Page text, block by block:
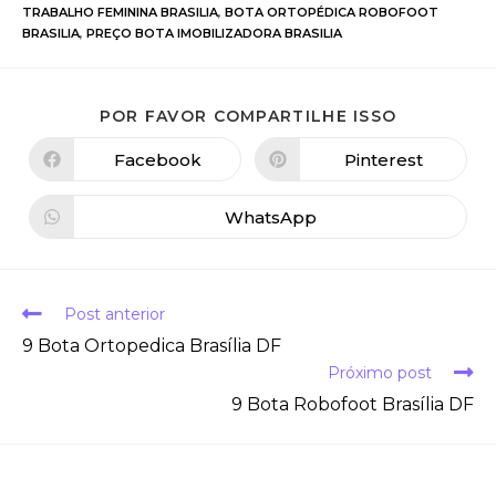
TRABALHO FEMININA BRASILIA, BOTA ORTOPÉDICA ROBOFOOT
BRASILIA, PREÇO BOTA IMOBILIZADORA BRASILIA
POR FAVOR COMPARTILHE ISSO
Facebook Pinterest
WhatsApp
Post anterior
9 Bota Ortopedica Brasília DF
Próximo post
9 Bota Robofoot Brasília DF